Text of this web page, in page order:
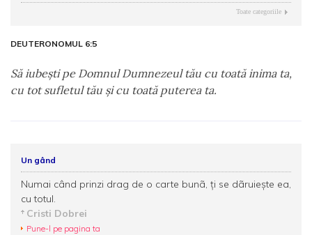
Toate categoriile
DEUTERONOMUL 6:5
Să iubeşti pe Domnul Dumnezeul tău cu toată inima ta,
cu tot sufletul tău şi cu toată puterea ta.
Un gând
Numai când prinzi drag de o carte bunã, ţi se dãruieşte ea,
cu totul.
Cristi Dobrei
Pune-l pe pagina ta